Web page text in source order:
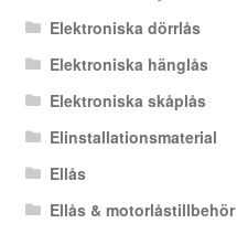
Elektroniska dörrlås
Elektroniska hänglås
Elektroniska skåplås
Elinstallationsmaterial
Ellås
Ellås & motorlåstillbehör